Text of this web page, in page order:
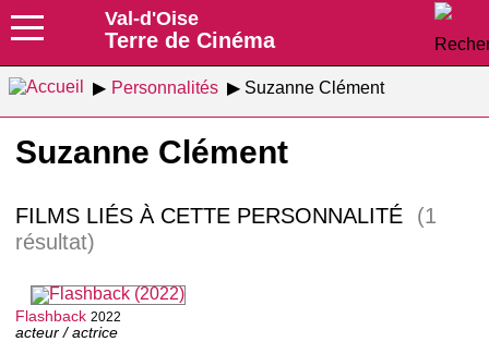
Val-d'Oise
Terre de Cinéma
Personnalités Suzanne Clément
Suzanne Clément
FILMS LIÉS À CETTE PERSONNALITÉ
(1
résultat)
Flashback 2022
acteur / actrice